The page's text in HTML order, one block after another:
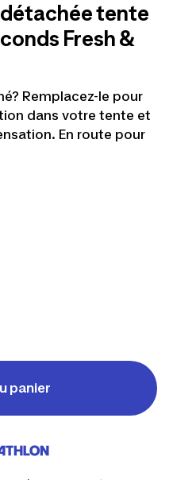
tente
Fresh &
Remplacez-le pour
dans votre tente et
En route pour
panier